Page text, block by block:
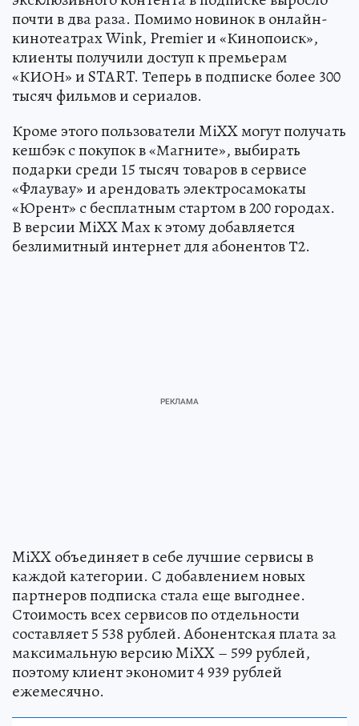
почти в два раза. Помимо новинок в онлайн-
кинотеатрах Wink, Premier и «Кинопоиск»,
клиенты получили доступ к премьерам
«КИОН» и START. Теперь в подписке более 300
тысяч фильмов и сериалов.
Кроме этого пользователи MiXX могут получать
кешбэк с покупок в «Магните», выбирать
подарки среди 15 тысяч товаров в сервисе
«Флаувау» и арендовать электросамокаты
«Юрент» с бесплатным стартом в 200 городах.
В версии MiXX Max к этому добавляется
безлимитный интернет для абонентов Т2.
MiXX объединяет в себе лучшие сервисы в
каждой категории. С добавлением новых
партнеров подписка стала еще выгоднее.
Стоимость всех сервисов по отдельности
составляет 5 538 рублей. Абонентская плата за
максимальную версию MiXX – 599 рублей,
поэтому клиент экономит 4 939 рублей
ежемесячно.